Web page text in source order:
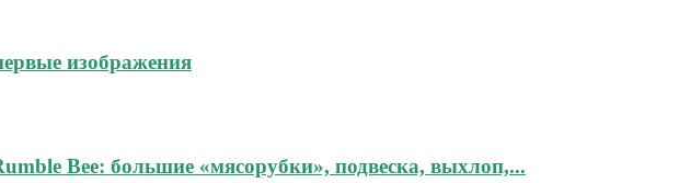
изображения
Bee: большие «мясорубки», подвеска, выхлоп,...